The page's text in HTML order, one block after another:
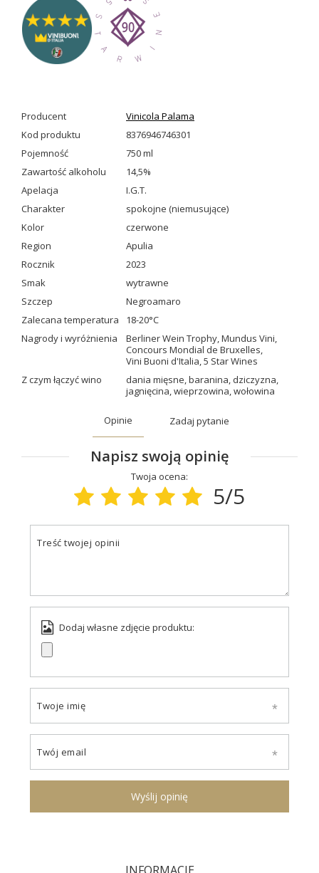
Producent
Vinicola Palama
Kod produktu
8376946746301
Pojemność
750 ml
Zawartość alkoholu
14,5%
Apelacja
I.G.T.
Charakter
spokojne (niemusujące)
Kolor
czerwone
Region
Apulia
Rocznik
2023
Smak
wytrawne
Szczep
Negroamaro
Zalecana temperatura
18-20°C
Nagrody i wyróżnienia
Berliner Wein Trophy,Mundus Vini,
Concours Mondial de Bruxelles,
Vini Buoni d'Italia,5 Star Wines
Z czym łączyć wino
dania mięsne,baranina, dziczyzna,
jagnięcina,wieprzowina,wołowina
Opinie Zadaj pytanie
Napisz swoją opinię
Twoja ocena:
5/5
Treść twojej opinii
Dodaj własne zdjęcie produktu:
Twoje imię
Twój email
Wyślij opinię